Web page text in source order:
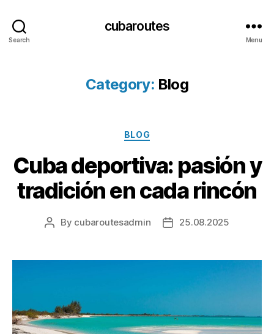
Search
cubaroutes
Menu
Category: Blog
Categories
BLOG
Cuba deportiva: pasión y
tradición en cada rincón
Post
By cubaroutesadmin
Post25.08.2025